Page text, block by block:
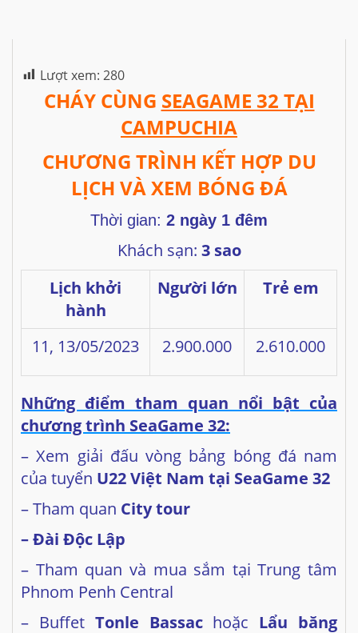
Lượt xem: 280
CHÁY CÙNG SEAGAME 32 TẠI
CAMPUCHIA
CHƯƠNG TRÌNH KẾT HỢP DU
LỊCH VÀ XEM BÓNG ĐÁ
Thời gian: 2 ngày 1 đêm
Khách sạn: 3 sao
Lịch khởi
hành
Người lớn Trẻ em
11, 13/05/2023 2.900.000 2.610.000
Những điểm tham quan nổi bật của
chương trình SeaGame 32:
– Xem giải đấu vòng bảng bóng đá nam
của tuyển U22 Việt Nam tại SeaGame 32
– Tham quan City tour
– Đài Độc Lập
– Tham quan và mua sắm tại Trung tâm
Phnom Penh Central
– Buffet Tonle Bassachoặc Lẩu băng